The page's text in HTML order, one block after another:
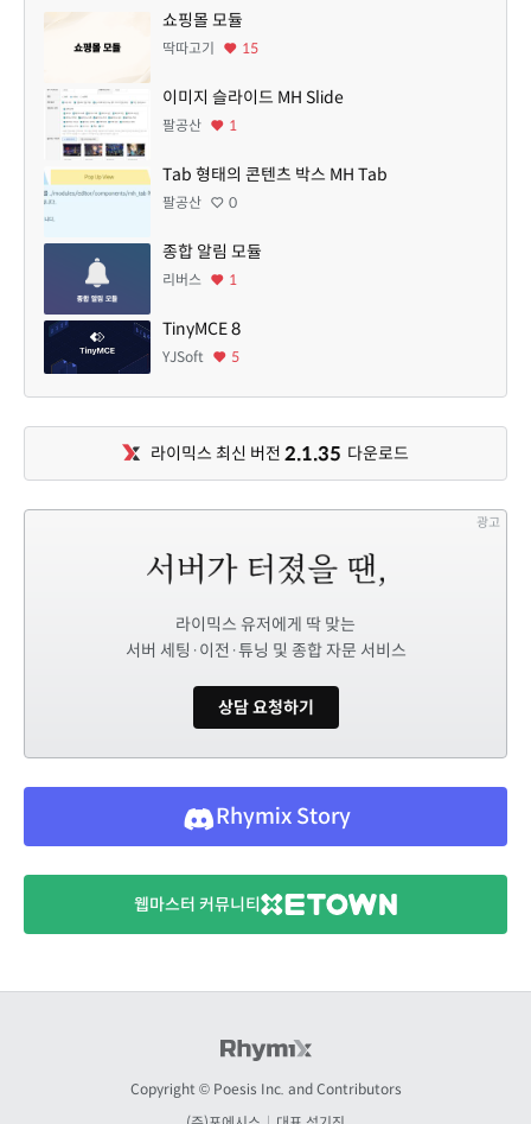
쇼핑몰 모듈
딱따고기 15
이미지 슬라이드 MH Slide
팔공산 1
Tab 형태의 콘텐츠 박스 MH Tab
팔공산 0
종합 알림 모듈
리버스 1
TinyMCE 8
YJSoft 5
라이믹스 최신 버전 2.1.35 다운로드
광고
라이믹스 유저에게 딱 맞는
서버 세팅·이전·튜닝 및 종합 자문 서비스
상담 요청하기
Rhymix Story
웹마스터 커뮤니티
Copyright © Poesis Inc. and Contributors